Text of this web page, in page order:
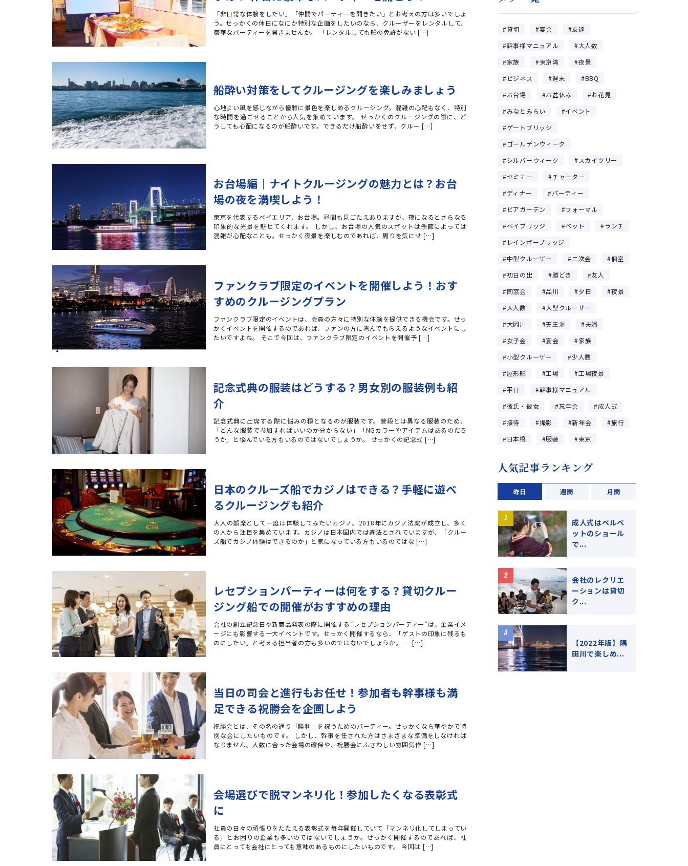
「非日常な体験をしたい」「仲間でパーティーを開きたい」とお考えの方は多いでしょ
う。せっかくの休日になにか特別な企画をしたいのなら、クルーザーをレンタルして、
豪華なパーティーを開きませんか。 「レンタルしても船の免許がない […]
船酔い対策をしてクルージングを楽しみましょう
心地よい風を感じながら優雅に景色を楽しめるクルージング。混雑の心配もなく、特別
な時間を過ごせることから人気を集めています。 せっかくのクルージングの際に、ど
うしても心配になるのが船酔いです。できるだけ船酔いをせず、クルー […]
お台場編｜ナイトクルージングの魅力とは？お台
場の夜を満喫しよう！
東京を代表するベイエリア、お台場。昼間も見ごたえありますが、夜になるとさらなる
印象的な光景を魅せてくれます。 しかし、お台場の人気のスポットは季節によっては
混雑が心配なことも。せっかく夜景を楽しむのであれば、周りを気にせ […]
ファンクラブ限定のイベントを開催しよう！おす
すめのクルージングプラン
ファンクラブ限定のイベントは、会員の方々に特別な体験を提供できる機会です。せっ
かくイベントを開催するのであれば、ファンの方に喜んでもらえるようなイベントにし
たいですよね。 そこで今回は、ファンクラブ限定のイベントを開催予 […]
記念式典の服装はどうする？男女別の服装例も紹
介
記念式典に出席する際に悩みの種となるのが服装です。普段とは異なる服装のため、
「どんな服装で参加すればいいのか分からない」「NGカラーやアイテムはあるのだろ
うか」と悩んでいる方もいるのではないでしょうか。 せっかくの記念式 […]
日本のクルーズ船でカジノはできる？手軽に遊べ
るクルージングも紹介
大人の娯楽として一度は体験してみたいカジノ。2018年にカジノ法案が成立し、多く
の人から注目を集めています。カジノは日本国内では違法とされていますが、「クルー
ズ船でカジノ体験はできるのか」と気になっている方もいるのではな […]
レセプションパーティーは何をする？貸切クルー
ジング船での開催がおすすめの理由
会社の創立記念日や新商品発表の際に開催する“レセプションパーティー”は、企業イメ
ージにも影響する一大イベントです。せっかく開催するなら、「ゲストの印象に残るも
のにしたい」と考える担当者の方も多いのではないでしょうか。 一 […]
当日の司会と進行もお任せ！参加者も幹事様も満
足できる祝勝会を企画しよう
祝勝会とは、その名の通り「勝利」を祝うためのパーティー。せっかくなら華やかで特
別な会にしたいものです。 しかし、幹事を任された方はさまざまな準備をしなければ
なりません。人数に合った会場の確保や、祝勝会にふさわしい雰囲気作 […]
会場選びで脱マンネリ化！参加したくなる表彰式
に
社員の日々の頑張りをたたえる表彰式を毎年開催していて「マンネリ化してしまってい
る」とお困りの企業も多いのではないでしょうか。せっかく開催するのであれば、社
員にとっても会社にとっても意味のあるものにしたいものです。 今回は […]
貸切 宴会
友達
幹事様マニュアル
大人数
家族
東京湾
夜景
ビジネス
週末
BBQ
お台場
お盆休み
お花見
みなとみらい
イベント
ゲートブリッジ
ゴールデンウィーク
シルバーウィーク
スカイツリー
セミナー
チャーター
ディナー
パーティー
ビアガーデン
フォーマル
ベイブリッジ
ペット
ランチ
レインボーブリッジ
中型クルーザー
二次会
個室
初日の出
勝どき
友人
同窓会
品川 夕日
夜景
大人数
大型クルーザー
大岡川
天王洲
夫婦
女子会
宴会
家族
小型クルーザー
少人数
屋形船
工場
工場夜景
平日
幹事様マニュアル
彼氏・彼女
忘年会
成人式
接待
撮影 新年会
旅行
日本橋
服装 東京
人気記事ランキング
昨日 週間 月間
成人式はベルベ
ットのショール
で...
会社のレクリエ
ーションは貸切
ク...
【2022年版】隅
田川で楽しめ...